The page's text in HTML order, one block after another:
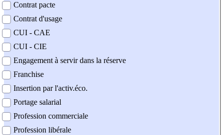
Contrat pacte
Contrat d'usage
CUI - CAE
CUI - CIE
Engagement à servir dans la réserve
Franchise
Insertion par l'activ.éco.
Portage salarial
Profession commerciale
Profession libérale